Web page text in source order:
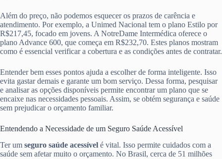
Além do preço, não podemos esquecer os prazos de carência e
atendimento. Por exemplo, a Unimed Nacional tem o plano Estilo por
R$217,45, focado em jovens. A NotreDame Intermédica oferece o
plano Advance 600, que começa em R$232,70. Estes planos mostram
como é essencial verificar a cobertura e as condições antes de contratar.
Entender bem esses pontos ajuda a escolher de forma inteligente. Isso
evita gastar demais e garante um bom serviço. Dessa forma, pesquisar
e analisar as opções disponíveis permite encontrar um plano que se
encaixe nas necessidades pessoais. Assim, se obtém segurança e saúde
sem prejudicar o orçamento familiar.
Entendendo a Necessidade de um Seguro Saúde Acessível
Ter um seguro saúde acessível é vital. Isso permite cuidados com a
saúde sem afetar muito o orçamento. No Brasil, cerca de 51 milhões